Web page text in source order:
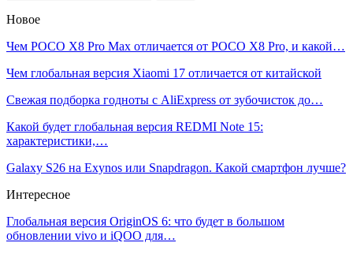
Новое
Чем POCO X8 Pro Max отличается от POCO X8 Pro, и какой…
Чем глобальная версия Xiaomi 17 отличается от китайской
Свежая подборка годноты с AliExpress от зубочисток до…
Какой будет глобальная версия REDMI Note 15:
характеристики,…
Galaxy S26 на Exynos или Snapdragon. Какой смартфон лучше?
Интересное
Глобальная версия OriginOS 6: что будет в большом
обновлении vivo и iQOO для…